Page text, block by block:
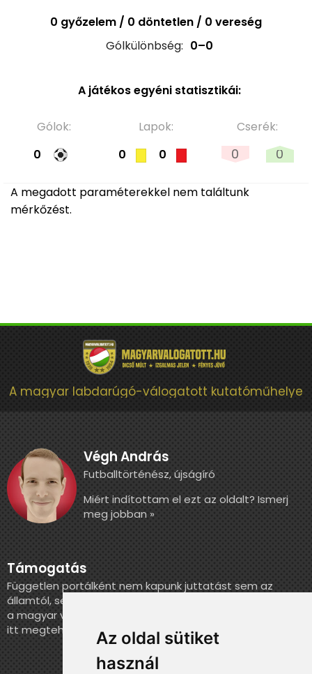
Az oldal sütiket
használ
0 győzelem / 0 döntetlen / 0 vereség
Gólkülönbség: 0–0
A játékos egyéni statisztikái:
Gólok:
0
Lapok:
0
0
Cserék:
0 0
A megadott paraméterekkel nem találtunk
mérkőzést.
A magyar labdarúgó-válogatott kutatóműhelye
Végh András
Futballtörténész, újságíró
Miért indítottam el ezt az oldalt? Ismerj
meg jobban »
Támogatás
Független portálként nem kapunk juttatást sem az
államtól, sem más szervezettől. Ha szeretnél segíteni
a magyar válogatott történelmének feldolgozásában,
itt megteheted.